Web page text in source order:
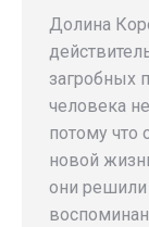
Долина
загробных
человека
потому что
новой
они решили